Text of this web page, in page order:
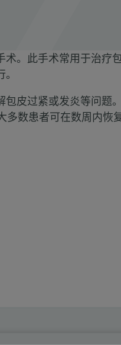
术。此手术常用于治疗
皮过紧或发炎等问题。
多数患者可在数周内恢